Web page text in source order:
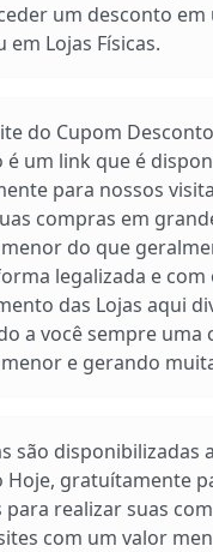
um desconto em
em Lojas Físicas.
do Cupom
é um link que é
para nossos
compras em
do que
legalizada e com
das Lojas aqui
a você sempre uma
e gerando
são disponibilizadas
Hoje, gratuítamente
para realizar suas
com um valor